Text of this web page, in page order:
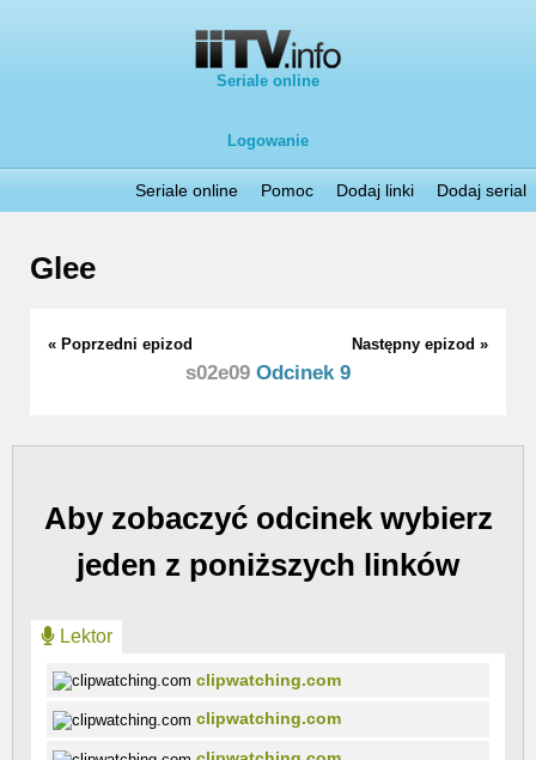
Seriale online
Logowanie
Seriale online Pomoc Dodaj linki Dodaj serial
Glee
« Poprzedni epizod Następny epizod »
s02e09 Odcinek 9
Aby zobaczyć odcinek wybierz
jeden z poniższych linków
Lektor
clipwatching.com
clipwatching.com